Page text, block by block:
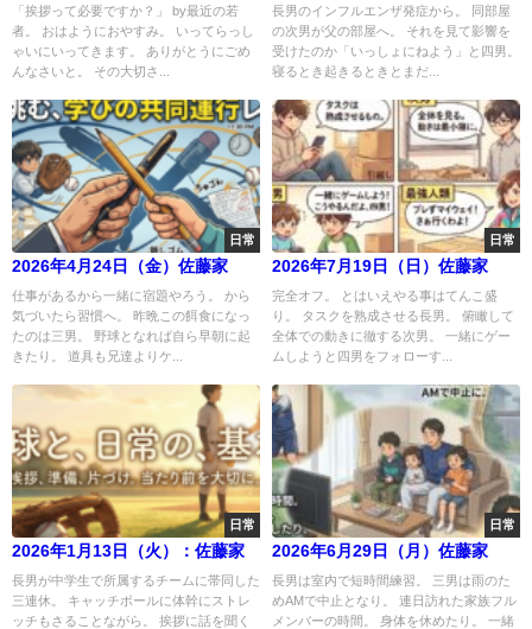
「挨拶って必要ですか？」 by最近の若
者。 おはようにおやすみ。 いってらっし
ゃいにいってきます。 ありがとうにごめ
んなさいと。 その大切さ...
長男のインフルエンザ発症から。 同部屋
の次男が父の部屋へ。 それを見て影響を
受けたのか「いっしょにねよう」と四男。
寝るとき起きるときとまだ...
日常
2026年4月24日（金）佐藤家
仕事があるから一緒に宿題やろう。 から
気づいたら習慣へ。 昨晩この餌食になっ
たのは三男。 野球となれば自ら早朝に起
きたり。 道具も兄達よりケ...
日常
2026年7月19日（日）佐藤家
完全オフ。 とはいえやる事はてんこ盛
り。 タスクを熟成させる長男。 俯瞰して
全体での動きに徹する次男。 一緒にゲー
ムしようと四男をフォローす...
日常
2026年1月13日（火）：佐藤家
長男が中学生で所属するチームに帯同した
三連休。 キャッチボールに体幹にストレ
ッチもさることながら。 挨拶に話を聞く
日常
2026年6月29日（月）佐藤家
長男は室内で短時間練習。 三男は雨のた
めAMで中止となり。 連日訪れた家族フル
メンバーの時間。 身体を休めたり。 一緒